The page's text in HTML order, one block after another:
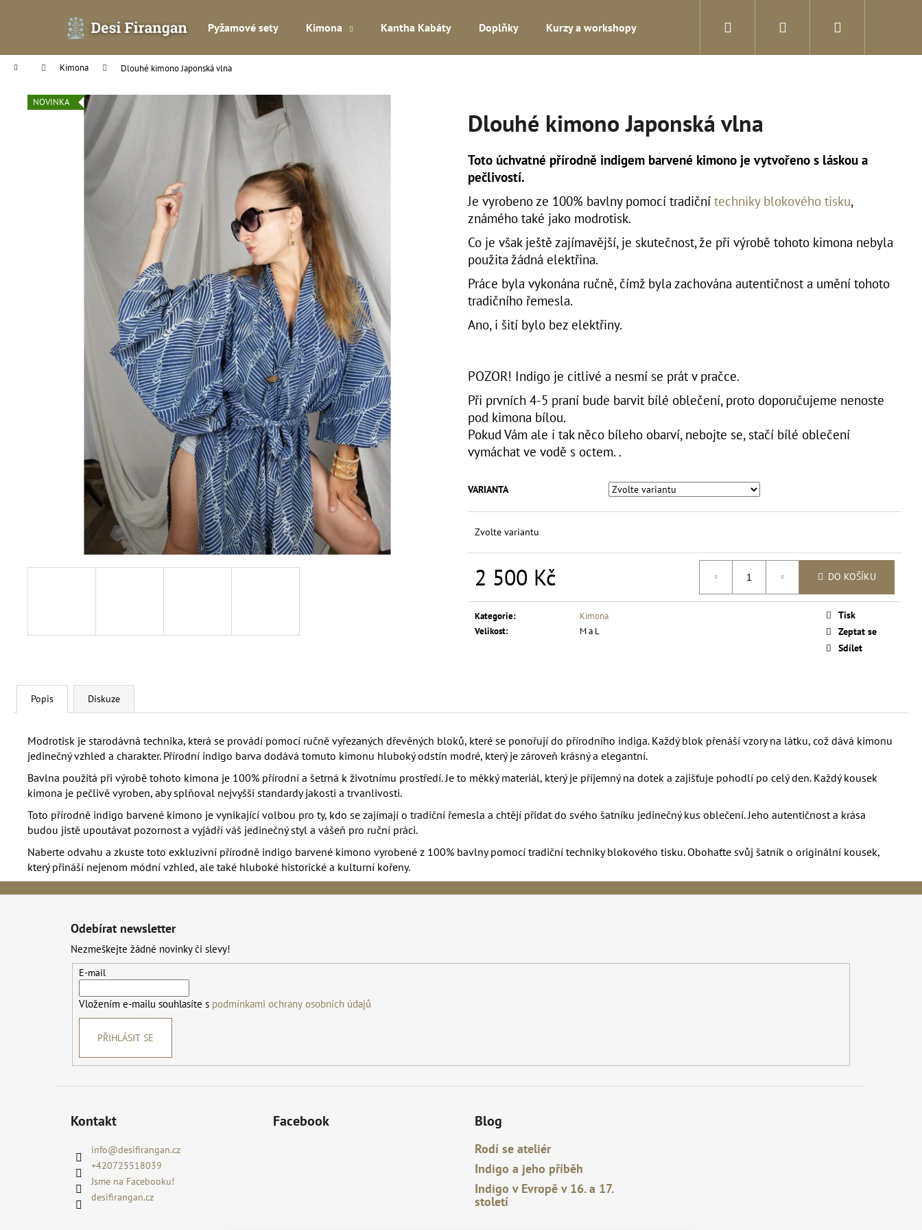
Pyžamové sety Kimona Kantha Kabáty Doplňky Kurzy a workshopy Kontakty Přihlášení
Domů Kimona Dlouhé kimono Japonská vlna
Dlouhé kimono Japonská vlna
Toto úchvatné přírodně indigem barvené kimono je vytvořeno s láskou a
pečlivostí.
Je vyrobeno ze 100% bavlny pomocí tradiční techniky blokového tisku,
známého také jako modrotisk.
Co je však ještě zajímavější, je skutečnost, že při výrobě tohoto kimona nebyla
použita žádná elektřina.
Práce byla vykonána ručně, čímž byla zachována autentičnost a umění tohoto
tradičního řemesla.
Ano, i šití bylo bez elektřiny.
POZOR! Indigo je citlivé a nesmí se prát v pračce.
Při prvních 4-5 praní bude barvit bílé oblečení, proto doporučujeme nenoste
pod kimona bílou.
Pokud Vám ale i tak něco bíleho obarví, nebojte se, stačí bílé oblečení
vymáchat ve vodě s octem. .
VARIANTA
Zvolte variantu
2 500 Kč DO KOŠÍKU
Kategorie:
Kimona
Velikost: M a L
Tisk
Zeptat se
Sdílet
NOVINKA
Popis Diskuze
Modrotisk je starodávná technika, která se provádí pomocí ručně vyřezaných dřevěných bloků, které se ponořují do přírodního indiga. Každý blok přenáší vzory na látku, což dává kimonu
jedinečný vzhled a charakter. Přírodní indigo barva dodává tomuto kimonu hluboký odstín modré, který je zároveň krásný a elegantní.
Bavlna použitá při výrobě tohoto kimona je 100% přírodní a šetrná k životnímu prostředí. Je to měkký materiál, který je příjemný na dotek a zajišťuje pohodlí po celý den. Každý kousek
kimona je pečlivě vyroben, aby splňoval nejvyšší standardy jakosti a trvanlivosti.
Toto přírodně indigo barvené kimono je vynikající volbou pro ty, kdo se zajímají o tradiční řemesla a chtějí přidat do svého šatníku jedinečný kus oblečení. Jeho autentičnost a krása
budou jistě upoutávat pozornost a vyjádří váš jedinečný styl a vášeň pro ruční práci.
Naberte odvahu a zkuste toto exkluzivní přírodně indigo barvené kimono vyrobené z 100% bavlny pomocí tradiční techniky blokového tisku. Obohaťte svůj šatník o originální kousek,
který přináší nejenom módní vzhled, ale také hluboké historické a kulturní kořeny.
í
Zpět
do
Zpět
do
HLEDAT
DLOUHÉ KIMONO ČERNÉ ESO
HALENKA KIMONO LÍSTEK A LÍSTEK
1 500 Kč
POTISKEM
Odebírat newsletter
Nezmeškejte žádné novinky či slevy!
E-mail
Vložením e-mailu souhlasíte s podmínkami ochrany osobních údajů
PŘIHLÁSIT SE
Kontakt
info@desifirangan.cz
+420725518039
Jsme na Facebooku!
desifirangan.cz
Facebook Blog
Rodí se ateliér
Indigo a jeho příběh
Indigo v Evropě v 16. a 17.
století